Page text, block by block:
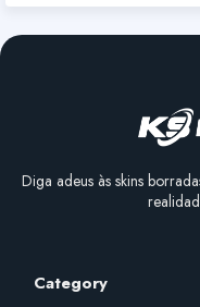
Diga adeus às skins
Category